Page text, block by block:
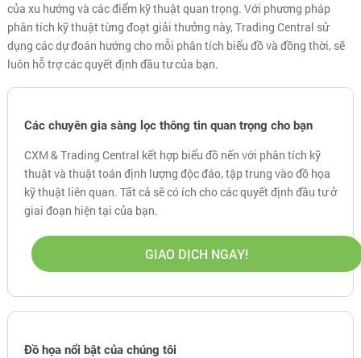
của xu hướng và các điểm kỹ thuật quan trọng. Với phương pháp
phân tích kỹ thuật từng đoạt giải thưởng này, Trading Central sử
dụng các dự đoán hướng cho mỗi phân tích biểu đồ và đồng thời, sẽ
luôn hỗ trợ các quyết định đầu tư của bạn.
Các chuyên gia sàng lọc thông tin quan trọng cho bạn
CXM & Trading Central kết hợp biểu đồ nến với phân tích kỹ
thuật và thuật toán định lượng độc đáo, tập trung vào đồ họa
kỹ thuật liên quan. Tất cả sẽ có ích cho các quyết định đầu tư ở
giai đoạn hiện tại của bạn.
GIAO DỊCH NGAY!
Đồ họa nổi bật của chúng tôi